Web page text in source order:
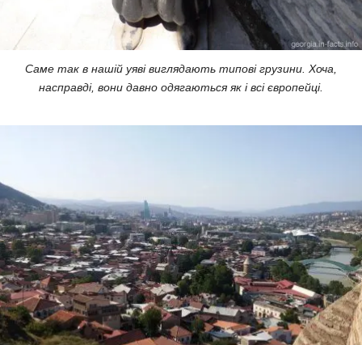
Саме так в нашій уяві виглядають типові грузини. Хоча,
насправді, вони давно одягаються як і всі європейці.